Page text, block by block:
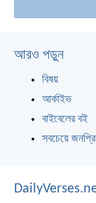
আরও পড়ুন
বিষয়
আর্কাইভ
বাইবেলের বই
সবচেয়ে